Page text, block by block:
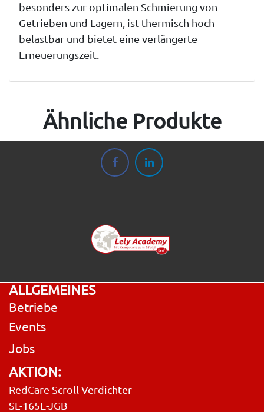
besonders zur optimalen Schmierung von
Getrieben und Lagern, ist thermisch hoch
belastbar und bietet eine verlängerte
Erneuerungszeit.
Ähnliche Produkte
ALLGEMEINES
Betriebe
Events
Jobs
AKTION:
RedCare Scroll Verdichter
SL-165E-JGB